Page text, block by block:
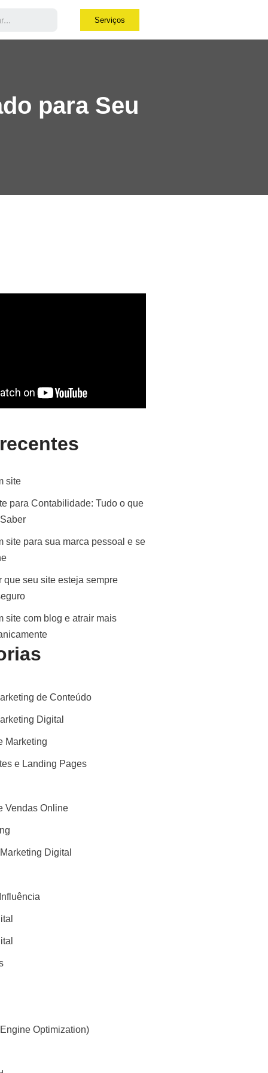
Serviços
para Seu
site
para Contabilidade: Tudo o que
site para sua marca pessoal e se
que seu site esteja sempre
site com blog e atrair mais
de Conteúdo
Digital
Marketing
e Landing Pages
Vendas Online
Digital
Optimization)